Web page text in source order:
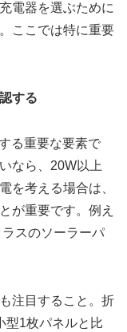
電器を選ぶために
ここでは特に重要
する
る重要な要素で
なら、20W以上
を考える場合は、
が重要です。例え
スのソーラーパ
注目すること。折
型1枚パネルと比